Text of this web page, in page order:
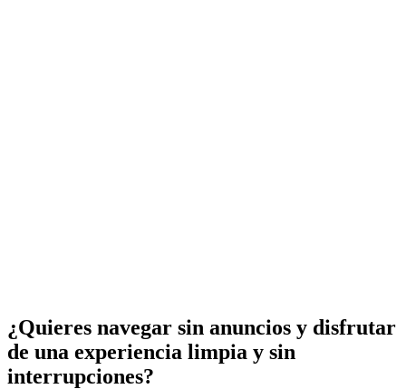
¿Quieres navegar sin anuncios y disfrutar
de una experiencia limpia y sin
interrupciones?